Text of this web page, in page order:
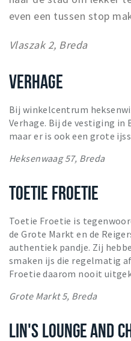
even een tussen stop
Vlaszak 2, Breda
VERHAGE
Bij winkelcentrum
Verhage. Bij de vestiging in
maar er is ook een grote
Heksenwaag 57, Breda
TOETIE FROETIE
Toetie Froetie is
de Grote Markt en de
authentiek pandje. Zij
smaken ijs die regelmatig
Froetie daarom nooit
Grote Markt 5, Breda
LIN'S LOUNGE AND